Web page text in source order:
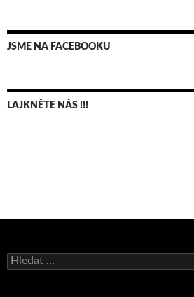
JSME NA FACEBOOKU
LAJKNĚTE NÁS !!!
Vyhledávání
Andy Appleton obhájil dlouhodrážní titul!